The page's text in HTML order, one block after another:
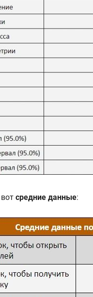
средние данные: